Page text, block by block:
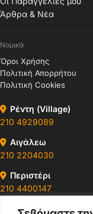
Άρθρα & Νέα
Νομικά
Όροι Χρήσης
Πολιτική Απορρήτου
Πολιτική Cookies
Ρέντη (Village)
210 4929089
Αιγάλεω
210 2204030
Περιστέρι
210 4400147